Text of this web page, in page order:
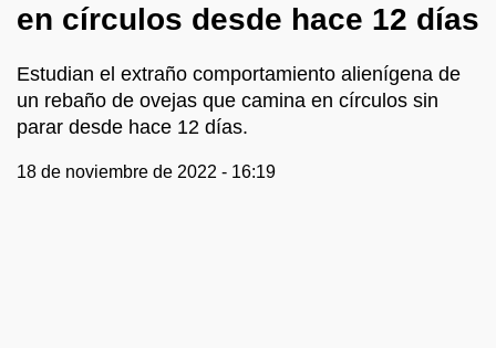
en círculos desde hace 12 días
Estudian el extraño comportamiento alienígena de
un rebaño de ovejas que camina en círculos sin
parar desde hace 12 días.
18 de noviembre de 2022 - 16:19